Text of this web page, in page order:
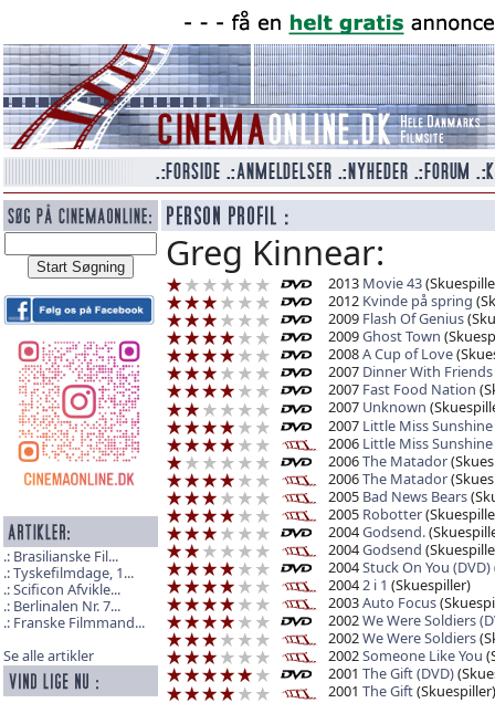
Brasilianske Fil...
Tyskefilmdage, 1...
Scificon Afvikle...
Berlinalen Nr. 7...
Franske Filmmand...
Se alle artikler
Greg Kinnear:
2013 Movie 43
2012 Kvinde på spring
2009 Flash Of Genius
2009Ghost Town
2008A Cup of Love
2007 Dinner With Friends
2007 Fast Food Nation
2007 Unknown
2007 Little Miss Sunshine
2006 Little Miss Sunshine
2006The Matador
2006The Matador
2005 Bad News Bears
2005 Robotter
2004Godsend.
2004Godsend
2004Stuck On You (DVD)
20042 i 1 (Skuespiller)
2003Auto Focus
2002We Were Soldiers
2002We Were Soldiers
2002Someone Like You
2001 The Gift (DVD)
2001 The Gift(Skuespiller)